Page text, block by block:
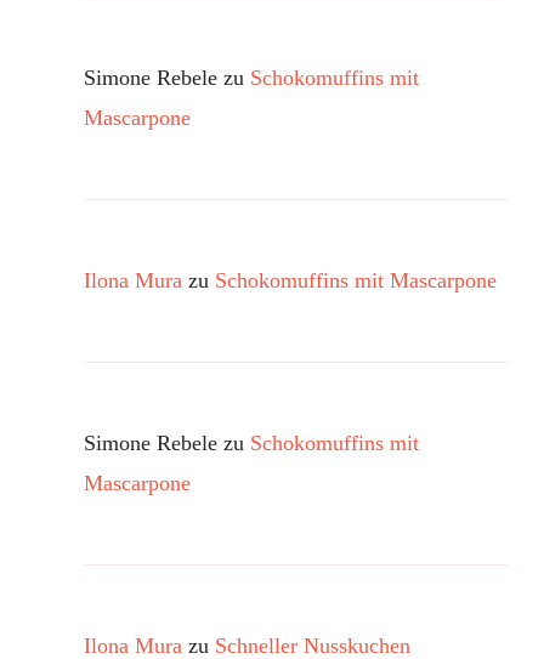
Simone Rebele zu Schokomuffins mit
Mascarpone
Ilona Mura zu Schokomuffins mit Mascarpone
Simone Rebele zu Schokomuffins mit
Mascarpone
Ilona Mura zu Schneller Nusskuchen